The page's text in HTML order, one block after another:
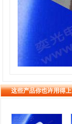
这些产品你也许用得上